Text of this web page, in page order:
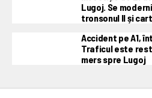
Lugoj. Se
tronsonul II și
Accident pe A1,
Traficul este
mers spre Lugoj